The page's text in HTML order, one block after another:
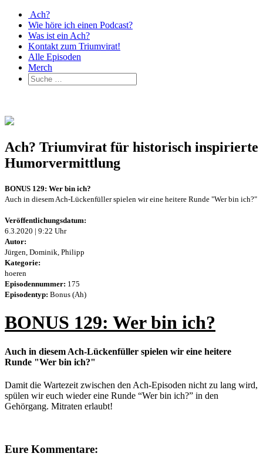
Ach?
Wie höre ich einen Podcast?
Was ist ein Ach?
Kontakt zum Triumvirat!
Alle Episoden
Merch
Ach? Triumvirat für historisch inspirierte
Humorvermittlung
BONUS 129: Wer bin ich?
Auch in diesem Ach-Lückenfüller spielen wir eine heitere Runde "Wer bin ich?"
Veröffentlichungsdatum:
6.3.2020 | 9:22 Uhr
Autor:
Jürgen, Dominik, Philipp
Kategorie:
hoeren
Episodennummer: 175
Episodentyp: Bonus (Ah)
BONUS 129: Wer bin ich?
Auch in diesem Ach-Lückenfüller spielen wir eine heitere
Runde "Wer bin ich?"
Damit die Wartezeit zwischen den Ach-Episoden nicht zu lang wird,
spülen wir euch wieder eine Runde “Wer bin ich?” in den
Gehörgang. Mitraten erlaubt!
Eure Kommentare: